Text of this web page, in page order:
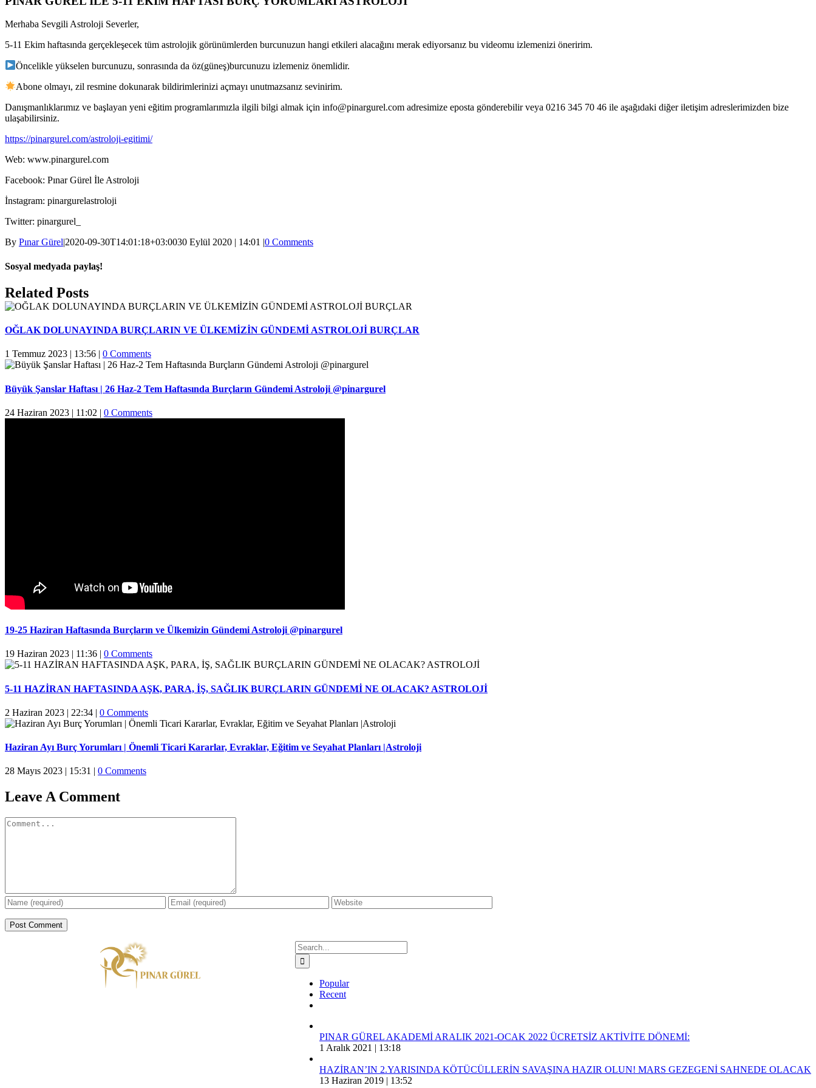
Merhaba Sevgili Astroloji Severler,
5-11 Ekim haftasında gerçekleşecek tüm astrolojik görünümlerden burcunuzun hangi etkileri alacağını merak ediyorsanız bu videomu izlemenizi öneririm.
Öncelikle yükselen burcunuzu, sonrasında da öz(güneş)burcunuzu izlemeniz önemlidir.
Abone olmayı, zil resmine dokunarak bildirimlerinizi açmayı unutmazsanız sevinirim.
Danışmanlıklarımız ve başlayan yeni eğitim programlarımızla ilgili bilgi almak için info@pinargurel.com adresimize eposta gönderebilir veya 0216 345 70 46 ile aşağıdaki diğer iletişim adreslerimizden bize
ulaşabilirsiniz.
https://pinargurel.com/astroloji-egitimi/
Web: www.pinargurel.com
Facebook: Pınar Gürel İle Astroloji
İnstagram: pinargurelastroloji
Twitter: pinargurel_
By Pınar Gürel|2020-09-30T14:01:18+03:0030 Eylül 2020 | 14:01 |0 Comments
Sosyal medyada paylaş!
Facebook
Twitter
Reddit
LinkedIn
WhatsApp
Pinterest
Email
Related Posts
OĞLAK DOLUNAYINDA BURÇLARIN VE ÜLKEMİZİN GÜNDEMİ ASTROLOJİ BURÇLAR
1 Temmuz 2023 | 13:56 | 0 Comments
Büyük Şanslar Haftası | 26 Haz-2 Tem Haftasında Burçların Gündemi Astroloji @pinargurel
24 Haziran 2023 | 11:02 | 0 Comments
19-25 Haziran Haftasında Burçların ve Ülkemizin Gündemi Astroloji @pinargurel
19 Haziran 2023 | 11:36 | 0 Comments
5-11 HAZİRAN HAFTASINDA AŞK, PARA, İŞ, SAĞLIK BURÇLARIN GÜNDEMİ NE OLACAK? ASTROLOJİ
2 Haziran 2023 | 22:34 | 0 Comments
Haziran Ayı Burç Yorumları | Önemli Ticari Kararlar, Evraklar, Eğitim ve Seyahat Planları |Astroloji
28 Mayıs 2023 | 15:31 | 0 Comments
Leave A Comment
Comment
Search
for:
Popular
Recent
PINAR GÜREL AKADEMİ ARALIK 2021-OCAK 2022 ÜCRETSİZ AKTİVİTE DÖNEMİ:
1 Aralık 2021 | 13:18
HAZİRAN’IN 2.YARISINDA KÖTÜCÜLLERİN SAVAŞINA HAZIR OLUN! MARS GEZEGENİ SAHNEDE OLACAK
13 Haziran 2019 | 13:52